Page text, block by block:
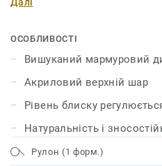
на 96% виготовлена ​​з
візерунків яскравих і
має унікальний захисний
забезпечує йому міцність,
витрати на догляд.
ОСОБЛИВОСТІ
Вишуканий мармуровий
Акриловий верхній шар
Рівень блиску
Натуральність і
Рулон (1 форм.)